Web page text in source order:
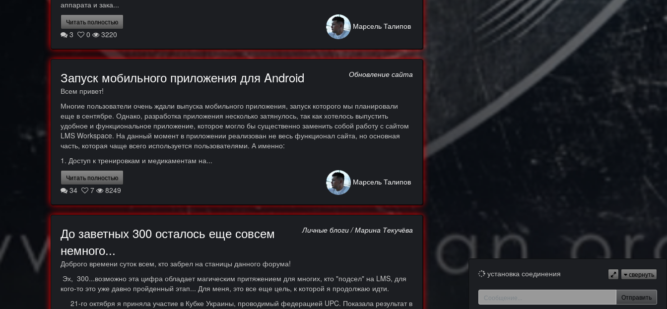
аппарата и зака...
Читать полностью
3 0 3220
Марсель Талипов
Обновление сайта
Запуск мобильного приложения для Android
Всем привет!
Многие пользователи очень ждали выпуска мобильного приложения, запуск которого мы планировали
еще в сентябре. Однако, разработка приложения несколько затянулось, так как хотелось выпустить
удобное и функциональное приложение, которое могло бы существенно заменить собой работу с сайтом
LMS Workspace. На данный момент в приложении реализован не весь функционал сайта, но основная
часть, которая чаще всего используется пользователями. А именно:
1. Доступ к тренировкам и медикаментам на...
Читать полностью
34 7 8249
Марсель Талипов
Личные блоги / Марина Текучёва
До заветных 300 осталось еще совсем
немного...
Доброго времени суток всем, кто забрел на станицы данного форума!
Эх, 300...возможно эта цифра обладает магическим притяжением для многих, кто "подсел" на LMS, для
кого-то это уже давно пройденный этап... Для меня, это все еще цель, к которой я продолжаю идти.
21-го октября я приняла участие в Кубке Украины, проводимый федерацией UPC. Показала результат в
установка соединения свернуть
Отправить